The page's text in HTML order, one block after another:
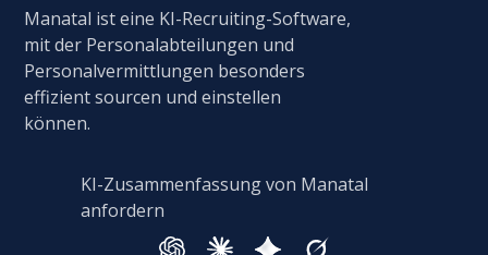
Manatal ist eine KI-Recruiting-Software,
mit der Personalabteilungen und
Personalvermittlungen besonders
effizient sourcen und einstellen
können.
KI-Zusammenfassung von Manatal
anfordern